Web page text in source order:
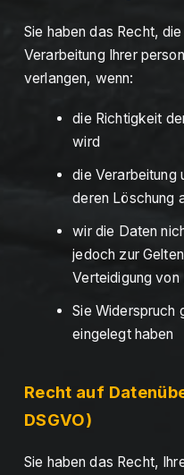
Sie haben das Recht,
Verarbeitung Ihrer
verlangen, wenn:
die Richtigkeit
wird
die Verarbeitung
deren Löschung
wir die Daten
jedoch zur
Verteidigung
Sie Widerspruch
eingelegt haben
Recht auf
DSGVO)
Sie haben das Recht,